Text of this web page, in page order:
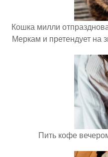
Кошка милли
Меркам и претендует на
Пить кофе